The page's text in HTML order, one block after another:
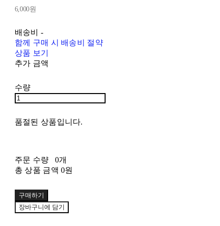
6,000원
배송비 -
함께 구매 시 배송비 절약
상품 보기
추가 금액
수량
품절된 상품입니다.
주문 수량
0개
총 상품 금액 0원
구매하기
장바구니에 담기